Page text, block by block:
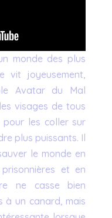
monde des plus
vit joyeusement,
Avatar du Mal
visages de tous
pour les coller sur
plus puissants. Il
le monde en
et en
ne casse bien
à un canard, mais